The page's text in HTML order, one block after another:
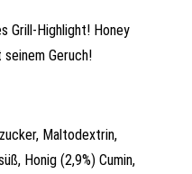
Grill-Highlight! Honey
Geruch!
Maltodextrin,
Honig (2,9%) Cumin,